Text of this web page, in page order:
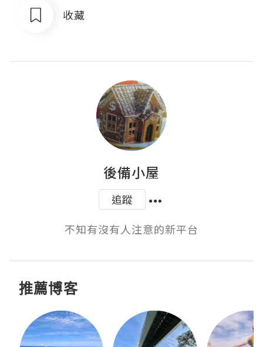
收藏
後備小屋
追蹤
不知有沒有人注意的新平台
推薦博客